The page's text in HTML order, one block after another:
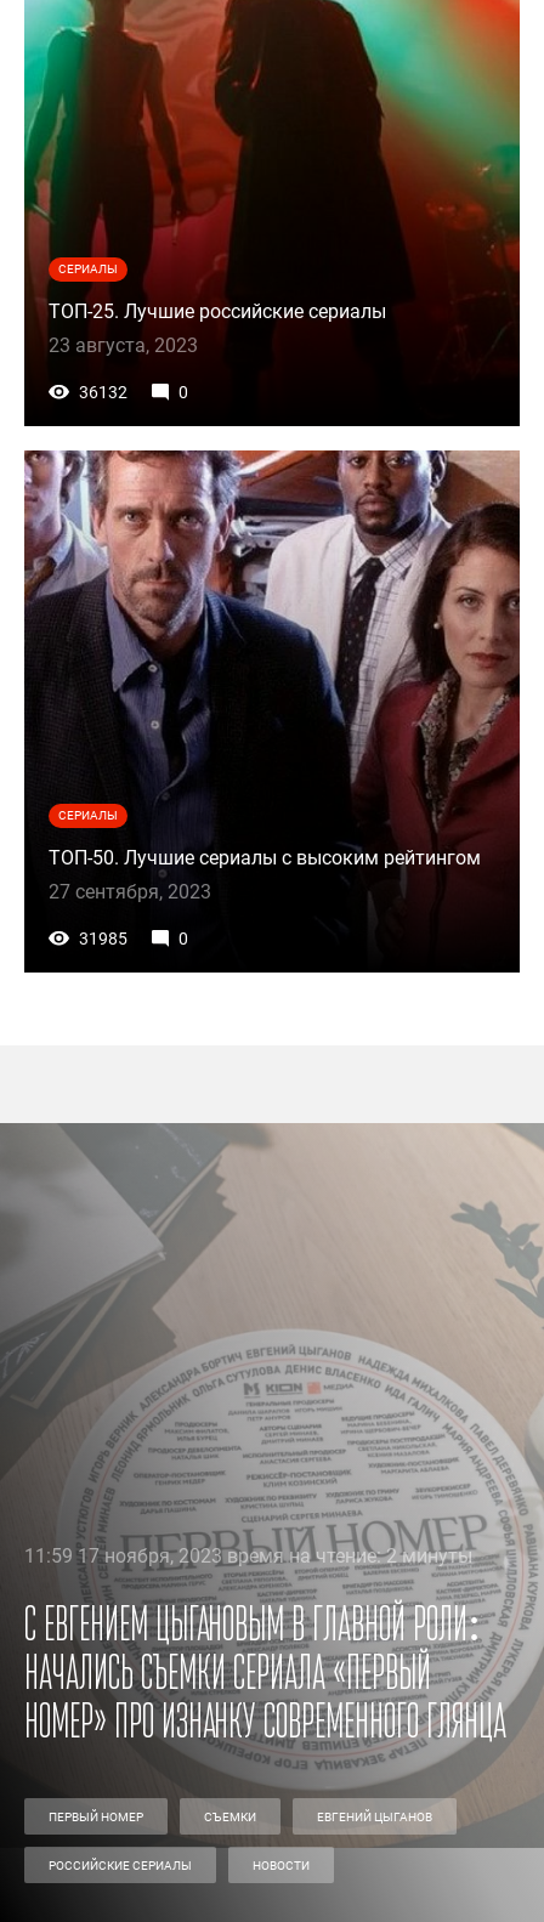
СЕРИАЛЫ
ТОП-25. Лучшие российские сериалы
23 августа, 2023
36132 0
СЕРИАЛЫ
ТОП-50. Лучшие сериалы с высоким рейтингом
27 сентября, 2023
31985 0
11:59 17 ноября, 2023 время на чтение: 2 минуты
С Евгением Цыгановым в главной роли:
начались съемки сериала «Первый
номер» про изнанку современного глянца
ПЕРВЫЙ НОМЕР СЪЕМКИ ЕВГЕНИЙ ЦЫГАНОВ
РОССИЙСКИЕ СЕРИАЛЫ НОВОСТИ